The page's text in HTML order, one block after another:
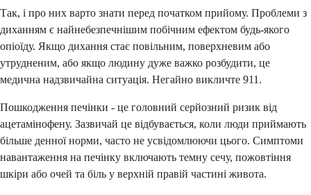
Так, і про них варто знати перед початком прийому. Проблеми з
диханням є найнебезпечнішим побічним ефектом будь-якого
опіоїду. Якщо дихання стає повільним, поверхневим або
утрудненим, або якщо людину дуже важко розбудити, це
медична надзвичайна ситуація. Негайно викличте 911.
Пошкодження печінки - це головний серйозний ризик від
ацетамінофену. Зазвичай це відбувається, коли люди приймають
більше денної норми, часто не усвідомлюючи цього. Симптоми
навантаження на печінку включають темну сечу, пожовтіння
шкіри або очей та біль у верхній правій частині живота.